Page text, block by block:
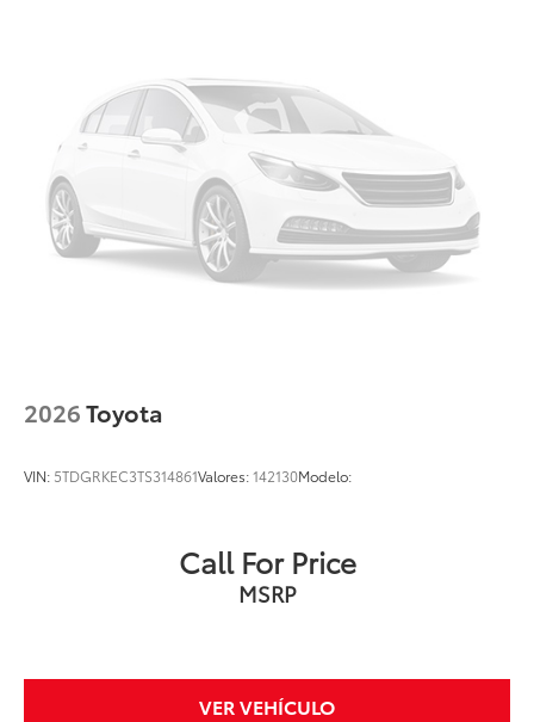
2026Toyota
VIN: 5TDGRKEC3TS314861Valores:142130Modelo:
Call For Price
MSRP
VER VEHÍCULO